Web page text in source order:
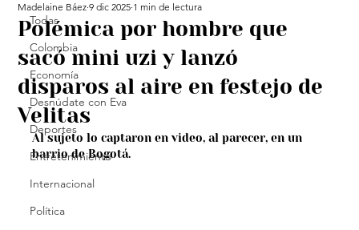
Todas
Colombia
Economía
Desnúdate con Eva
Deportes
Entretenimiento
Internacional
Política
Polémica por hombre que
sacó mini uzi y lanzó
disparos al aire en festejo de
Velitas
Madelaine Báez 9 dic 2025 1 min de lectura
Al sujeto lo captaron en video, al parecer, en un
barrio de Bogotá.